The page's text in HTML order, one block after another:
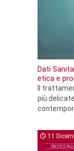
Dati
etica e
Il
più
11